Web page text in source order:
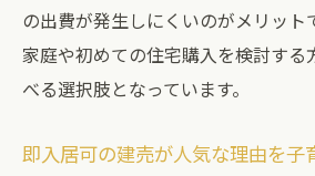
子どもと暮らしやすい建
建売選びで重視したい周
の出費が発生しにくいのがメリット
家庭や初めての住宅購入を検討する
べる選択肢となっています。
即入居可の建売が人気な理由を子